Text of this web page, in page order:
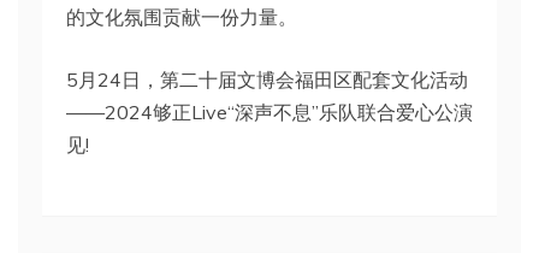
的文化氛围贡献一份力量。
5月24日，第二十届文博会福田区配套文化活动
——2024够正Live“深声不息”乐队联合爱心公演
见!